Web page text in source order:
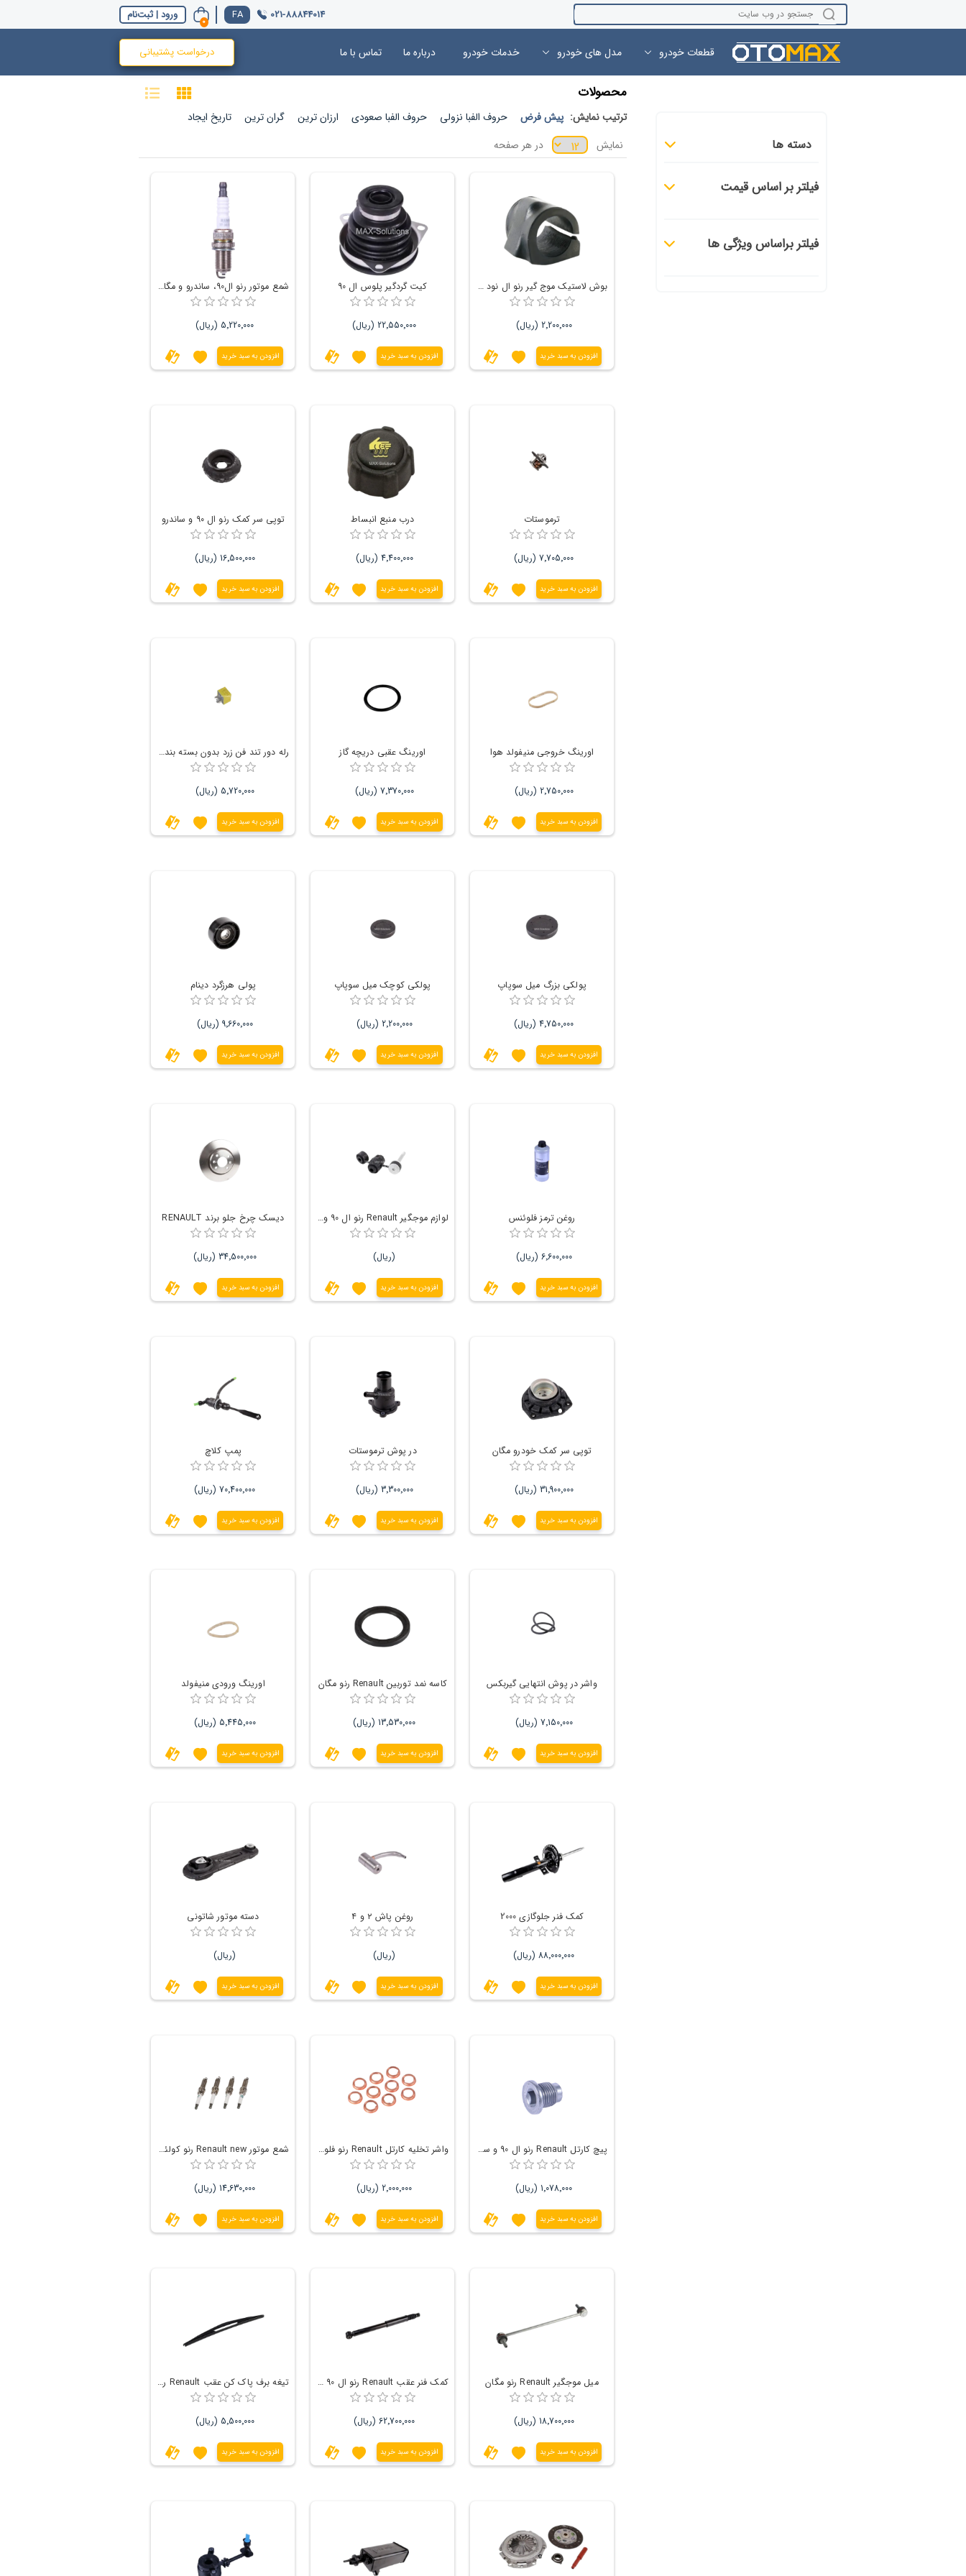
021-88844014
0 ورود | ثبت‌نام
قطعات خودرو مدل های خودرو خدمات خودرو درباره ما تماس با ما درخواست پشتیبانی
دسته ها
فیلتر بر اساس قیمت
فیلتر براساس ویژگی ها
محصولات
ترتیب نمایش: پیش فرض حروف الفبا نزولی حروف الفبا صعودی ارزان ترین گران ترین
تاریخ ایجاد
نمایش
در هر صفحه
بوش لاستیک موج گیر رنو ال نود و ساندرو
2٬200٬000 (ریال)
افزودن به سبد خرید
کیت گردگیر پلوس ال 90
22٬550٬000 (ریال)
افزودن به سبد خرید
شمع موتور رنو ال90، ساندرو و مگان
5٬220٬000 (ریال)
افزودن به سبد خرید
ترموستات
7٬705٬000 (ریال)
افزودن به سبد خرید
درب منبع انبساط
4٬400٬000 (ریال)
افزودن به سبد خرید
توپی سر کمک رنو ال ۹۰ و ساندرو
16٬500٬000 (ریال)
افزودن به سبد خرید
اورینگ خروجی منیفولد هوا
2٬750٬000 (ریال)
افزودن به سبد خرید
اورینگ عقبی دریچه گاز
7٬370٬000 (ریال)
افزودن به سبد خرید
رله دور تند فن زرد بدون بسته بندی برند RENAULT
5٬720٬000 (ریال)
افزودن به سبد خرید
پولکی بزرگ میل سوپاپ
4٬750٬000 (ریال)
افزودن به سبد خرید
پولکی کوچک میل سوپاپ
2٬200٬000 (ریال)
افزودن به سبد خرید
پولی هرزگرد دینام
9٬660٬000 (ریال)
افزودن به سبد خرید
روغن ترمز فلوئنس
6٬600٬000 (ریال)
افزودن به سبد خرید
لوازم موجگیر Renault رنو ال 90 و ساندرو
(ریال)
افزودن به سبد خرید
دیسک چرخ جلو برند RENAULT
34٬500٬000 (ریال)
افزودن به سبد خرید
توپی سر کمک خودرو مگان
31٬900٬000 (ریال)
افزودن به سبد خرید
در پوش ترموستات
3٬300٬000 (ریال)
افزودن به سبد خرید
پمپ کلاچ
70٬400٬000 (ریال)
افزودن به سبد خرید
واشر در پوش انتهایی گیربکس
7٬150٬000 (ریال)
افزودن به سبد خرید
کاسه نمد توربین Renault رنو مگان
13٬530٬000 (ریال)
افزودن به سبد خرید
اورینگ ورودی منیفولد
5٬445٬000 (ریال)
افزودن به سبد خرید
کمک فنر جلوگازی 2000
88٬000٬000 (ریال)
افزودن به سبد خرید
روغن پاش ۲ و ۴
(ریال)
افزودن به سبد خرید
دسته موتور شاتونی
(ریال)
افزودن به سبد خرید
پیچ کارتل Renault رنو ال 90 و ساندرو
1٬078٬000 (ریال)
افزودن به سبد خرید
واشر تخلیه کارتل Renault رنو فلوئنس-تالیسمان-کولئوس-اسکالا
2٬000٬000 (ریال)
افزودن به سبد خرید
شمع موتور Renault new رنو کولئوس - نیسان ایکس تریل
14٬630٬000 (ریال)
افزودن به سبد خرید
میل موجگیر Renault رنو مگان
18٬700٬000 (ریال)
افزودن به سبد خرید
کمک فنر عقب Renault رنو ال 90 وانت
62٬700٬000 (ریال)
افزودن به سبد خرید
تیغه برف پاک کن عقب Renault رنو ساندرو
5٬500٬000 (ریال)
افزودن به سبد خرید